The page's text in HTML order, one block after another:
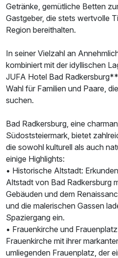
Für 3 Tage
Familienzimmer B
2 Erwachsene und 2 Kinder
Ausstattung
Getränke, gemütliche Betten
Gastgeber, die stets wertvolle
Region bereithalten.
In seiner Vielzahl an
kombiniert mit der idyllischen
JUFA Hotel Bad
Wahl für Familien und Paare,
suchen.
Bad Radkersburg, eine
Südoststeiermark, bietet
die sowohl kulturell als auch
einige Highlights:
• Historische Altstadt:
Altstadt von Bad Radkersburg
Gebäuden und dem
und die malerischen Gassen
Spaziergang ein.
• Frauenkirche und
Frauenkirche mit ihrer
umliegenden Frauenplatz, der